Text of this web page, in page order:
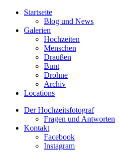
Startseite
Blog und News
Galerien
Hochzeiten
Menschen
Draußen
Bunt
Drohne
Archiv
Locations
Der Hochzeitsfotograf
Fragen und Antworten
Kontakt
Facebook
Instagram